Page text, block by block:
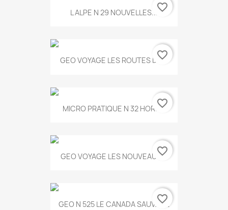
L ALPE N 29 NOUVELLES...favorite_border
GEO VOYAGE LES ROUTES DE...
favorite_border
MICRO PRATIQUE N 32 HORS...
favorite_border
GEO VOYAGE LES NOUVEAUX...
favorite_border
GEO N 525 LE CANADA SAUVAGE
favorite_border